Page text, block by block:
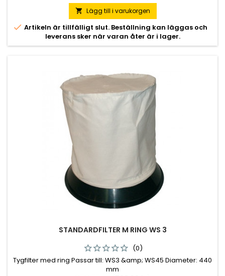
 Lägg till i varukorgen
 Artikeln är tillfälligt slut. Beställning kan läggas och
leverans sker när varan åter är i lager.
STANDARDFILTER M RING WS 3
(0)
Tygfilter med ring Passar till: WS3 &amp; WS45 Diameter: 440
mm